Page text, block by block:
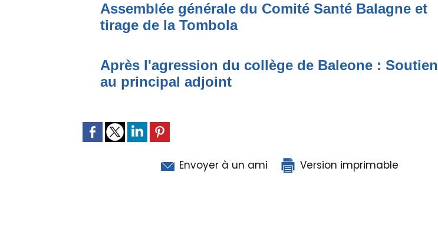
Assemblée générale du Comité Santé Balagne et
tirage de la Tombola
Après l'agression du collège de Baleone : Soutien
au principal adjoint
Envoyer à un ami Version imprimable